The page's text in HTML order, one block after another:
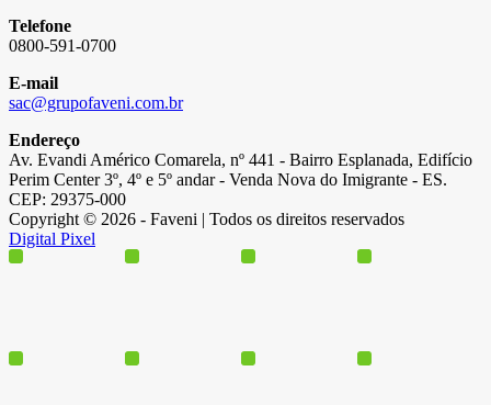
Telefone
0800-591-0700
E-mail
sac@grupofaveni.com.br
Endereço
Av. Evandi Américo Comarela, nº 441 - Bairro Esplanada, Edifício
Perim Center 3º, 4º e 5º andar - Venda Nova do Imigrante - ES.
CEP: 29375-000
Copyright © 2026 - Faveni | Todos os direitos reservados
Digital Pixel